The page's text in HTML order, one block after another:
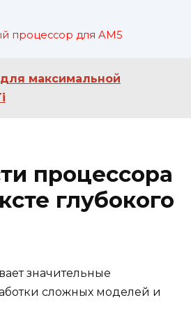
для AM5
максимальной
процессора
глубокого
значительные
сложных моделей и